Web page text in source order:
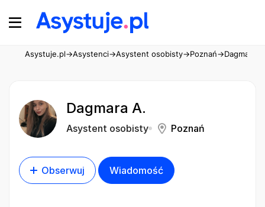
Asystuje.pl→Asystenci→Asystent osobisty→Poznań→Dagmara
Dagmara A.
Asystent osobisty Poznań
Obserwuj Wiadomość